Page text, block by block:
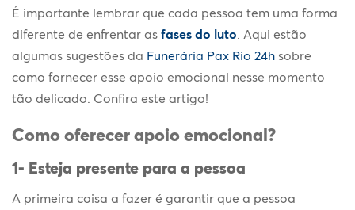
É importante lembrar que cada pessoa tem uma forma
diferente de enfrentar as fases do luto . Aqui estão
algumas sugestões da Funerária Pax Rio 24h sobre
como fornecer esse apoio emocional nesse momento
tão delicado. Confira este artigo!
Como oferecerapoio emocional?
1- Esteja presente para a pessoa
A primeira coisa a fazer é garantir que a pessoa